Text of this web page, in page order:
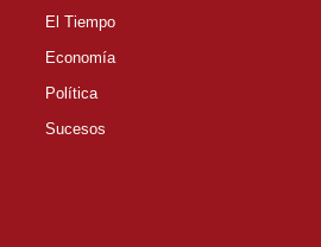
El Tiempo
Economía
Política
Sucesos